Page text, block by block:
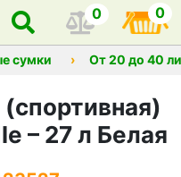
0 0
сумки От 20 до 40
– 27 л Белая